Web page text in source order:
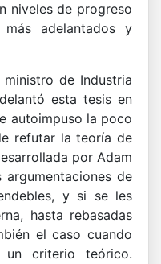
niveles de progreso
adelantados y
ministro de Industria
esta tesis en
autoimpuso la poco
refutar la teoría de
por Adam
de
y si se les
hasta rebasadas
el caso cuando
criterio teórico.